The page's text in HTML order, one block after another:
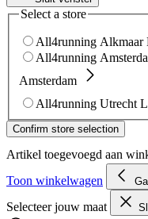
Select a store
All4running Alkmaar
All4running
Amsterdam
All4running Utrecht
Confirm store selection
Artikel toegevoegd aan
Toon winkelwagen
Selecteer jouw maat